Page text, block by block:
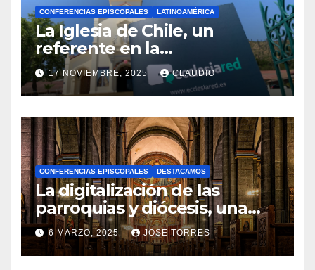
CONFERENCIAS EPISCOPALES LATINOAMÉRICA
La Iglesia de Chile, un
referente en la
transformación digital
gracias a Ecclesiared
17 NOVIEMBRE, 2025 CLAUDIO
N
O
H
A
Y
C
O
M
CONFERENCIAS EPISCOPALES DESTACAMOS
La digitalización de las
parroquias y diócesis, una
realidad ya para el futuro de
la Iglesia
6 MARZO, 2025 JOSE TORRES
N